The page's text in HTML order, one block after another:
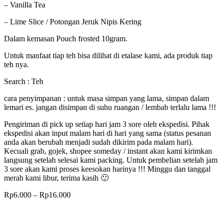
– Vanilla Tea
– Lime Slice / Potongan Jeruk Nipis Kering
Dalam kemasan Pouch frosted 10gram.
Untuk manfaat tiap teh bisa dilihat di etalase kami, ada produk tiap
teh nya.
Search : Teh
cara penyimpanan : untuk masa simpan yang lama, simpan dalam
lemari es. jangan disimpan di suhu ruangan / lembab terlalu lama !!!
Pengiriman di pick up setiap hari jam 3 sore oleh ekspedisi. Pihak
ekspedisi akan input malam hari di hari yang sama (status pesanan
anda akan berubah menjadi sudah dikirim pada malam hari).
Kecuali grab, gojek, shopee someday / instant akan kami kirimkan
langsung setelah selesai kami packing. Untuk pembelian setelah jam
3 sore akan kami proses keesokan harinya !!! Minggu dan tanggal
merah kami libur, terima kasih 🙂
Rp6.000 – Rp16.000